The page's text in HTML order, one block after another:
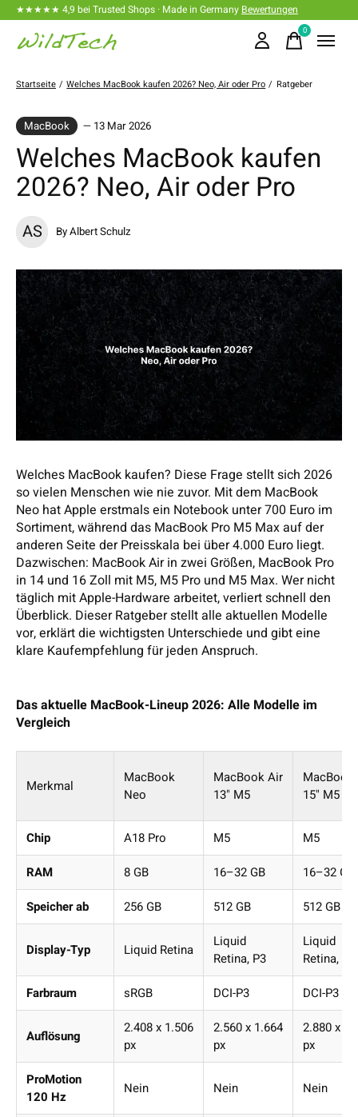
★★★★★ 4,9 bei Trusted Shops · Made in Germany Bewertungen
0items
Startseite / Welches MacBook kaufen 2026? Neo, Air oder Pro / Ratgeber
MacBook — 13 Mar 2026
Welches MacBook kaufen
2026? Neo, Air oder Pro
AS By Albert Schulz
Welches MacBook kaufen? Diese Frage stellt sich 2026
so vielen Menschen wie nie zuvor. Mit dem MacBook
Neo hat Apple erstmals ein Notebook unter 700 Euro im
Sortiment, während das MacBook Pro M5 Max auf der
anderen Seite der Preisskala bei über 4.000 Euro liegt.
Dazwischen: MacBook Air in zwei Größen, MacBook Pro
in 14 und 16 Zoll mit M5, M5 Pro und M5 Max. Wer nicht
täglich mit Apple-Hardware arbeitet, verliert schnell den
Überblick. Dieser Ratgeber stellt alle aktuellen Modelle
vor, erklärt die wichtigsten Unterschiede und gibt eine
klare Kaufempfehlung für jeden Anspruch.
Das aktuelle MacBook-Lineup 2026: Alle Modelle im
Vergleich
Merkmal
MacBook
Neo
MacBook Air
13" M5
MacBook
15" M5
Chip A18 Pro M5
M5
RAM
8 GB 16–32 GB
16–32 GB
Speicher ab
256 GB 512 GB 512 GB
Display-Typ Liquid Retina
Liquid
Retina, P3
Liquid
Retina, P3
Farbraum
sRGB DCI-P3 DCI-P3
Auflösung
2.408 x 1.506
px
2.560 x 1.664
px
2.880 x
px
ProMotion
120 Hz
Nein Nein Nein